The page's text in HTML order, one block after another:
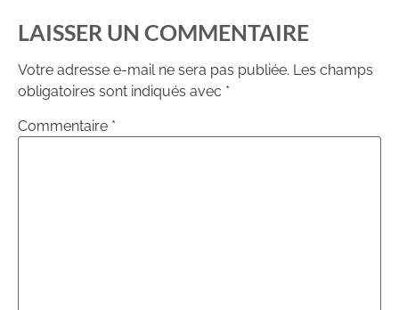
LAISSER UN COMMENTAIRE
Votre adresse e-mail ne sera pas publiée. Les champs
obligatoires sont indiqués avec *
Commentaire *